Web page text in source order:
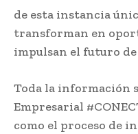
de esta instancia
transforman en
impulsan el futuro
Toda la información
Empresarial
como el proceso de